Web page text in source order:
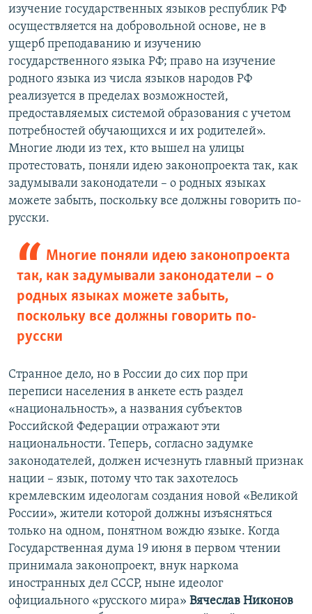
изучение государственных языков республик РФ
осуществляется на добровольной основе, не в
ущерб преподаванию и изучению
государственного языка РФ; право на изучение
родного языка из числа языков народов РФ
реализуется в пределах возможностей,
предоставляемых системой образования с учетом
потребностей обучающихся и их родителей».
Многие люди из тех, кто вышел на улицы
протестовать, поняли идею законопроекта так, как
задумывали законодатели – о родных языках
можете забыть, поскольку все должны говорить по-
русски.
Многие поняли идею законопроекта
так, как задумывали законодатели – о
родных языках можете забыть,
поскольку все должны говорить по-
русски
Странное дело, но в России до сих пор при
переписи населения в анкете есть раздел
«национальность», а названия субъектов
Российской Федерации отражают эти
национальности. Теперь, согласно задумке
законодателей, должен исчезнуть главный признак
нации – язык, потому что так захотелось
кремлевским идеологам создания новой «Великой
России», жители которой должны изъясняться
только на одном, понятном вождю языке. Когда
Государственная дума 19 июня в первом чтении
принимала законопроект, внук наркома
иностранных дел СССР, ныне идеолог
официального «русского мира» Вячеслав Никонов